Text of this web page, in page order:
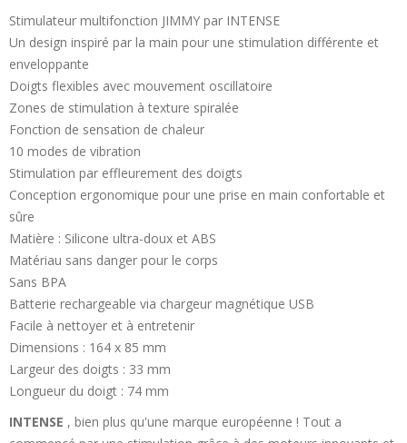
Stimulateur multifonction JIMMY par INTENSE
Un design inspiré par la main pour une stimulation différente et
enveloppante
Doigts flexibles avec mouvement oscillatoire
Zones de stimulation à texture spiralée
Fonction de sensation de chaleur
10 modes de vibration
Stimulation par effleurement des doigts
Conception ergonomique pour une prise en main confortable et
sûre
Matière : Silicone ultra-doux et ABS
Matériau sans danger pour le corps
Sans BPA
Batterie rechargeable via chargeur magnétique USB
Facile à nettoyer et à entretenir
Dimensions : 164 x 85 mm
Largeur des doigts : 33 mm
Longueur du doigt : 74 mm
INTENSE , bien plus qu'une marque européenne ! Tout a